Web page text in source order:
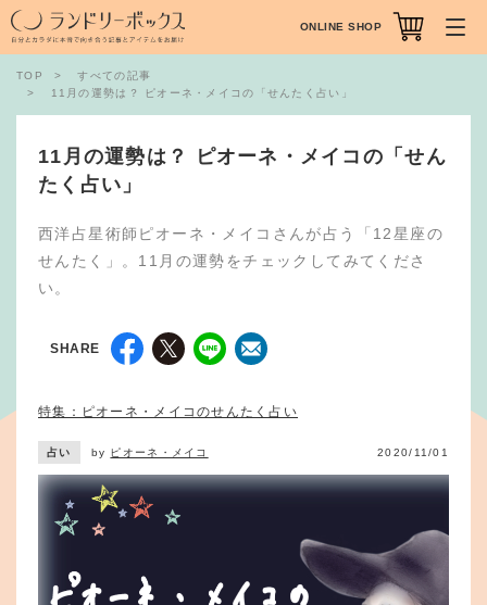
TOP
すべての記事
11月の運勢は？ ピオーネ・メイコの「せんたく占い」
11月の運勢は？ ピオーネ・メイコの「せん
たく占い」
西洋占星術師ピオーネ・メイコさんが占う「12星座の
せんたく」。11月の運勢をチェックしてみてくださ
い。
SHARE
特集：ピオーネ・メイコのせんたく占い
占い by ピオーネ・メイコ 2020/11/01
ONLINE SHOP